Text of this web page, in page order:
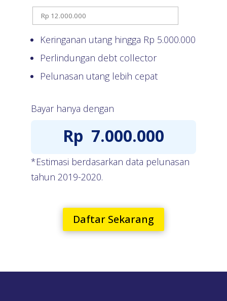
Keringanan utang hingga Rp 5.000.000
Perlindungan debt collector
Pelunasan utang lebih cepat
Bayar hanya dengan
Rp 7.000.000
*Estimasi berdasarkan data pelunasan
tahun 2019-2020.
Daftar Sekarang